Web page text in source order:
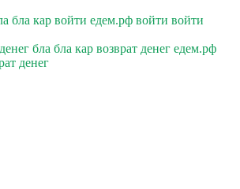
бла кар войти едем.рф войти войти
бла бла кар возврат денег едем.рф
денег